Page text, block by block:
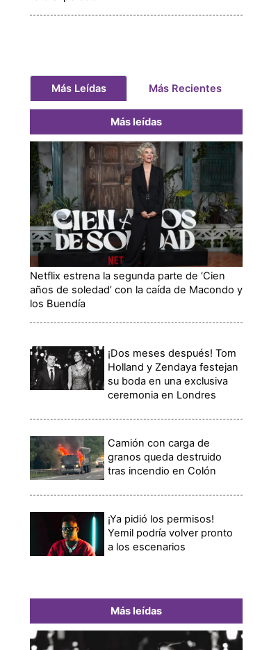
Más Leídas Más Recientes
Más leídas
Netflix estrena la segunda parte de ‘Cien
años de soledad’ con la caída de Macondo y
los Buendía
¡Dos meses después! Tom
Holland y Zendaya festejan
su boda en una exclusiva
ceremonia en Londres
Camión con carga de
granos queda destruido
tras incendio en Colón
¡Ya pidió los permisos!
Yemil podría volver pronto
a los escenarios
Más leídas